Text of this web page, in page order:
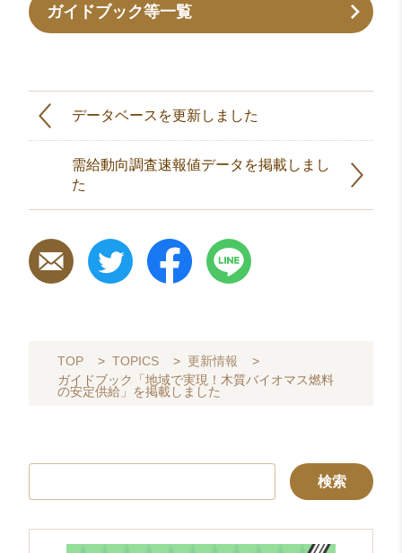
ガイドブック等一覧
データベースを更新しました
需給動向調査速報値データを掲載しまし
た
TOP > TOPICS > 更新情報
>
ガイドブック「地域で実現！木質バイオマス燃料
の安定供給」を掲載しました